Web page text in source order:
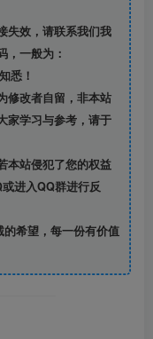
失效，请联系我们我
，一般为：
悉！
修改者自留， 非本站
家学习与参考，请于
本站侵犯了您的权益
进入QQ群进行反
希望，每一份有价值